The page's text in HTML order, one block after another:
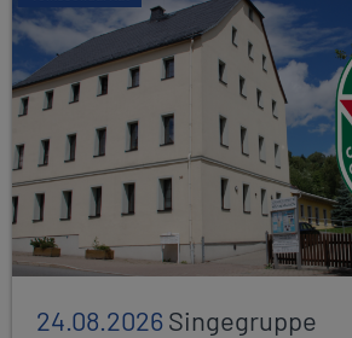
24.08.2026Singegruppe